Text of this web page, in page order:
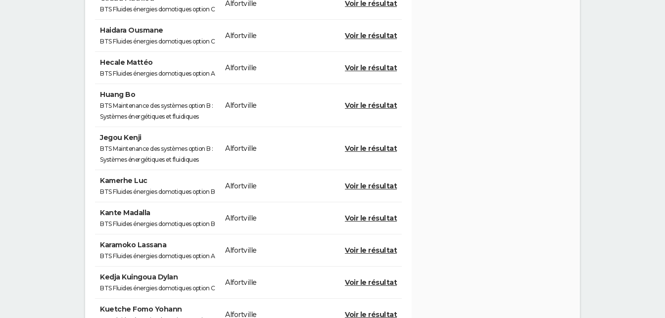
BTS Fluides énergies domotiques option C
Alfortville Voir le résultat
Haidara Ousmane
BTS Fluides énergies domotiques option C
Alfortville Voir le résultat
Hecale Mattéo
BTS Fluides énergies domotiques option A
Alfortville Voir le résultat
Huang Bo
BTS Maintenance des systèmes option B :
Systèmes énergétiques et fluidiques
Alfortville Voir le résultat
Jegou Kenji
BTS Maintenance des systèmes option B :
Systèmes énergétiques et fluidiques
Alfortville Voir le résultat
Kamerhe Luc
BTS Fluides énergies domotiques option B
Alfortville Voir le résultat
Kante Madalla
BTS Fluides énergies domotiques option B
Alfortville Voir le résultat
Karamoko Lassana
BTS Fluides énergies domotiques option A
Alfortville Voir le résultat
Kedja Kuingoua Dylan
BTS Fluides énergies domotiques option C
Alfortville Voir le résultat
Kuetche Fomo Yohann
Alfortville Voir le résultat